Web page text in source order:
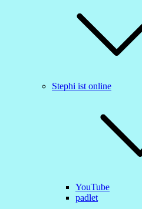
Stephi ist online
YouTube
padlet